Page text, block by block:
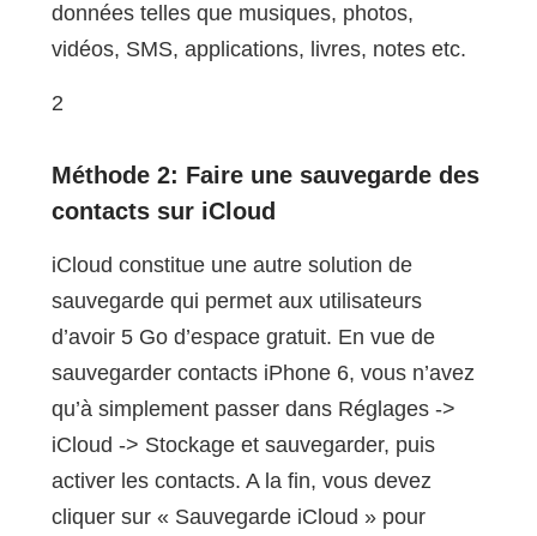
données telles que musiques, photos,
vidéos, SMS, applications, livres, notes etc.
2
Méthode 2: Faire une sauvegarde des
contacts sur iCloud
iCloud constitue une autre solution de
sauvegarde qui permet aux utilisateurs
d’avoir 5 Go d’espace gratuit. En vue de
sauvegarder contacts iPhone 6, vous n’avez
qu’à simplement passer dans Réglages ->
iCloud -> Stockage et sauvegarder, puis
activer les contacts. A la fin, vous devez
cliquer sur « Sauvegarde iCloud » pour